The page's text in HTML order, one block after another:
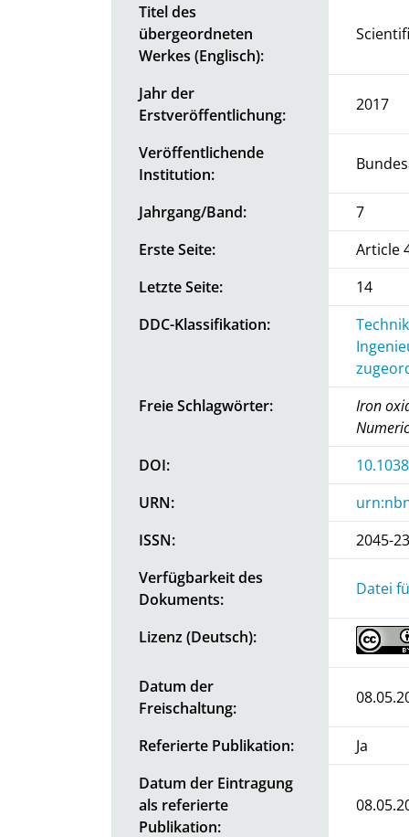
Titel des
übergeordneten
Werkes (Englisch):
Jahr der
Erstveröffentlichung:
2017
Veröffentlichende
Institution:
Jahrgang/Band:
7
Erste Seite:
Article
Letzte Seite:
14
DDC-Klassifikation:
Freie Schlagwörter:
Iron
DOI:
URN:
ISSN:
2045-
Verfügbarkeit des
Dokuments:
Datei
Lizenz (Deutsch):
Datum der
Freischaltung:
Referierte Publikation:
Ja
Datum der Eintragung
als referierte
Publikation: